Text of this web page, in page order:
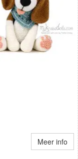
Meer info